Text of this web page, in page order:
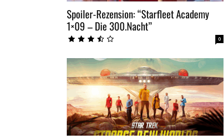
Spoiler-Rezension: “Starfleet Academy
1×09 – Die 300.Nacht”
0